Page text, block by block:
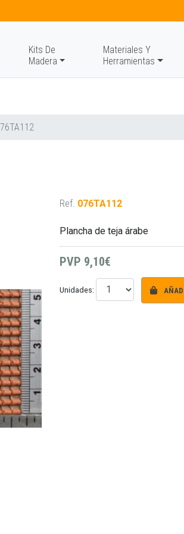
Kits De
Madera
Materiales Y
Herramientas
Ref. 076TA112
Plancha de teja árabe
PVP 9,10€
Unidades: